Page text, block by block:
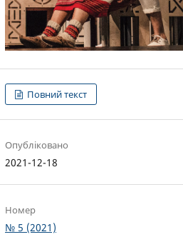
Повний текст
Опубліковано
2021-12-18
Номер
№ 5 (2021)